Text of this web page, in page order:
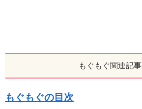
もぐもぐ関連記事
もぐもぐの目次